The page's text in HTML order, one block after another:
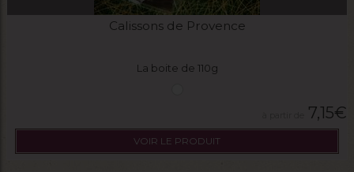
Calissons de Provence
La boite de 110g
7,15€
VOIR LE PRODUIT